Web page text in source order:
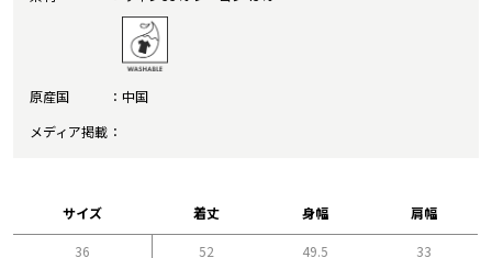
原産国
中国
メディア掲載
サイズ 着丈 身幅 肩幅
36 52 49.5 33